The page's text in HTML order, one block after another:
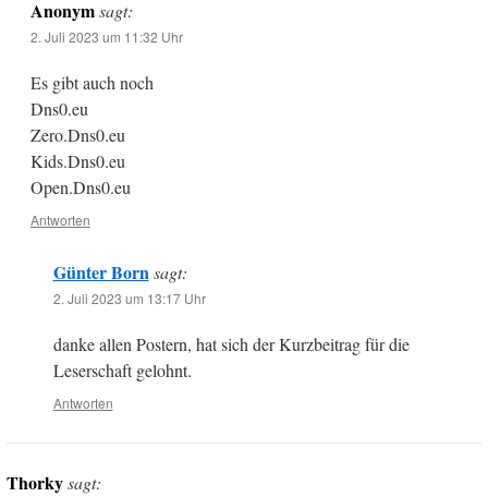
Anonym sagt:
2. Juli 2023 um 11:32 Uhr
Es gibt auch noch
Dns0.eu
Zero.Dns0.eu
Kids.Dns0.eu
Open.Dns0.eu
Antworten
Günter Born sagt:
2. Juli 2023 um 13:17 Uhr
danke allen Postern, hat sich der Kurzbeitrag für die
Leserschaft gelohnt.
Antworten
Thorkysagt: